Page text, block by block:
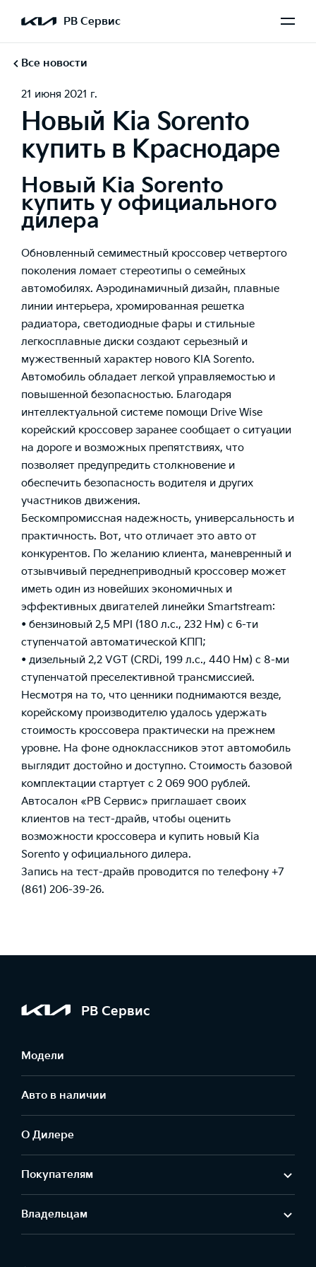
РВ Сервис
Все новости
21 июня 2021 г.
Новый Kia Sorento
купить в Краснодаре
Новый Kia Sorento
купить у официального
дилера
Обновленный семиместный кроссовер четвертого
поколения ломает стереотипы о семейных
автомобилях. Аэродинамичный дизайн, плавные
линии интерьера, хромированная решетка
радиатора, светодиодные фары и стильные
легкосплавные диски создают серьезный и
мужественный характер нового KIA Sorento.
Автомобиль обладает легкой управляемостью и
повышенной безопасностью. Благодаря
интеллектуальной системе помощи Drive Wise
корейский кроссовер заранее сообщает о ситуации
на дороге и возможных препятствиях, что
позволяет предупредить столкновение и
обеспечить безопасность водителя и других
участников движения.
Бескомпромиссная надежность, универсальность и
практичность. Вот, что отличает это авто от
конкурентов. По желанию клиента, маневренный и
отзывчивый переднеприводный кроссовер может
иметь один из новейших экономичных и
эффективных двигателей линейки Smartstream:
• бензиновый 2,5 MPI (180 л.с., 232 Нм) с 6-ти
ступенчатой автоматической КПП;
• дизельный 2,2 VGT (CRDi, 199 л.с., 440 Нм) с 8-ми
ступенчатой преселективной трансмиссией.
Несмотря на то, что ценники поднимаются везде,
корейскому производителю удалось удержать
стоимость кроссовера практически на прежнем
уровне. На фоне одноклассников этот автомобиль
выглядит достойно и доступно. Стоимость базовой
комплектации стартует с 2 069 900 рублей.
Автосалон «РВ Сервис» приглашает своих
клиентов на тест-драйв, чтобы оценить
возможности кроссовера и купить новый Kia
Sorento у официального дилера.
Запись на тест-драйв проводится по телефону +7
(861) 206-39-26.
РВ Сервис
Модели
Авто в наличии
О Дилере
Покупателям
Владельцам